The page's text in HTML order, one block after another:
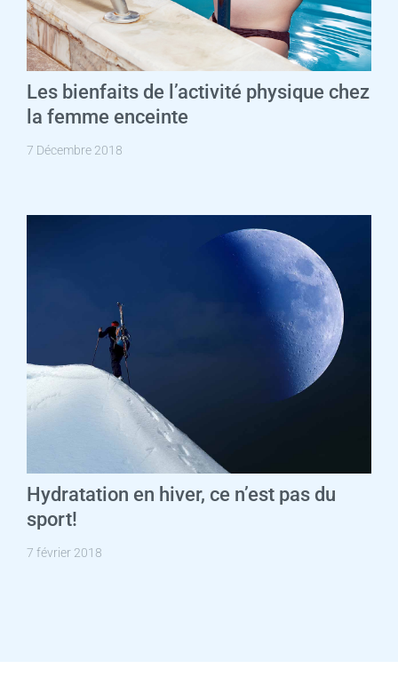
Les bienfaits de l’activité physique chez
la femme enceinte
7 Décembre 2018
Hydratation en hiver, ce n’est pas du
sport!
7 février 2018